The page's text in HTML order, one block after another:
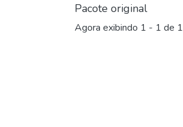
Pacote original
Agora exibindo 1 - 1 de 1